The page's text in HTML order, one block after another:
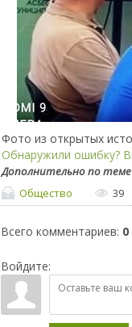
Фото из открытых
Обнаружили ошибку?
Дополнительно по теме
Общество
39
Всего комментариев: 0
Войдите: